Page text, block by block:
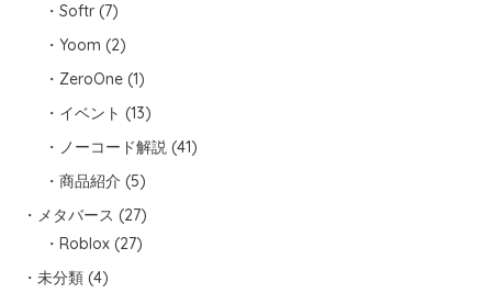
Softr (7)
Yoom (2)
ZeroOne (1)
イベント (13)
ノーコード解説 (41)
商品紹介 (5)
メタバース (27)
Roblox (27)
未分類 (4)